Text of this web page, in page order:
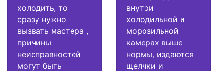
холодить, то
сразу нужно
вызвать мастера ,
причины
неисправностей
могут быть
внутри
холодильной и
морозильной
камерах выше
нормы, издаются
щелчки и